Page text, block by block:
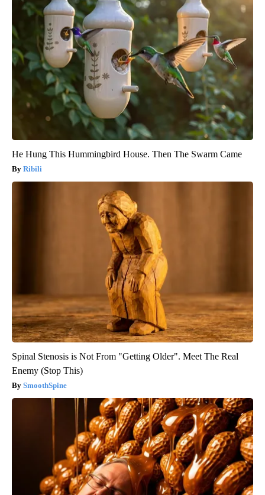
He Hung This Hummingbird House. Then The Swarm Came
Ribili
Spinal Stenosis is Not From "Getting Older". Meet The Real
Enemy (Stop This)
SmoothSpine